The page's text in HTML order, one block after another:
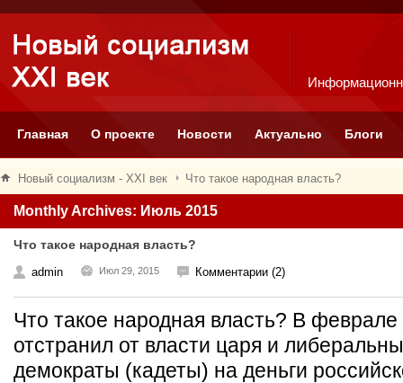
Главная О проекте Новости Актуально Блоги
Новый социализм - XXI век Что такое народная власть?
Monthly Archives: Июль 2015
Что такое народная власть?
admin Июл 29, 2015 Комментарии (2)
Что такое народная власть? В феврале
отстранил от власти царя и
демократы (кадеты) на деньги